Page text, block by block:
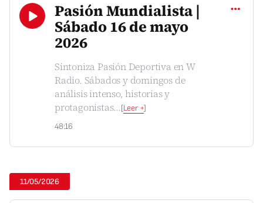
Pasión Mundialista |
Sábado 16 de mayo
2026
Sintoniza Pasión Deportiva en W
Radio. Sábados y domingos de
análisis intenso, historias y
protagonistas...[Leer +]
48:16
11/05/2026